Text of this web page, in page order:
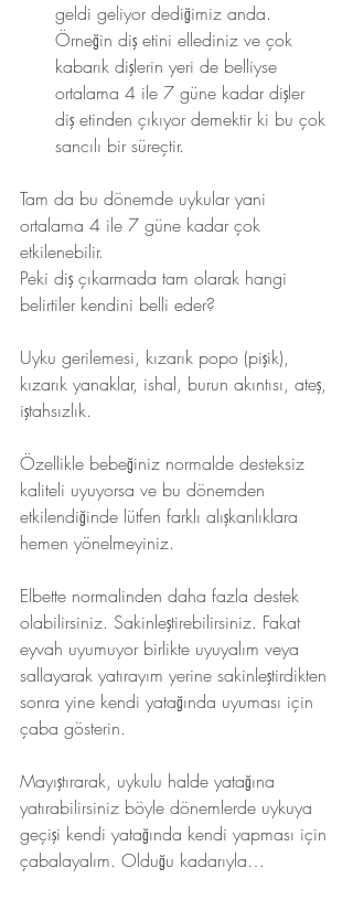
geldi geliyor dediğimiz anda.
Örneğin diş etini ellediniz ve çok
kabarık dişlerin yeri de belliyse
ortalama 4 ile 7 güne kadar dişler
diş etinden çıkıyor demektir ki bu çok
sancılı bir süreçtir.
Tam da bu dönemde uykular yani
ortalama 4 ile 7 güne kadar çok
etkilenebilir.
Peki diş çıkarmada tam olarak hangi
belirtiler kendini belli eder?
Uyku gerilemesi, kızarık popo (pişik),
kızarık yanaklar, ishal, burun akıntısı, ateş,
iştahsızlık.
Özellikle bebeğiniz normalde desteksiz
kaliteli uyuyorsa ve bu dönemden
etkilendiğinde lütfen farklı alışkanlıklara
hemen yönelmeyiniz.
Elbette normalinden daha fazla destek
olabilirsiniz. Sakinleştirebilirsiniz. Fakat
eyvah uyumuyor birlikte uyuyalım veya
sallayarak yatırayım yerine sakinleştirdikten
sonra yine kendi yatağında uyuması için
çaba gösterin.
Mayıştırarak, uykulu halde yatağına
yatırabilirsiniz böyle dönemlerde uykuya
geçişi kendi yatağında kendi yapması için
çabalayalım. Olduğu kadarıyla…